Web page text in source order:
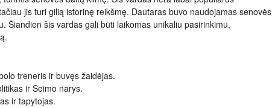
jis turi gilią istorinę reikšmę. Dautaras buvo naudojamas senovės
Šiandien šis vardas gali būti laikomas unikaliu pasirinkimu,
treneris ir buvęs žaidėjas.
ir Seimo narys.
ir tapytojas.